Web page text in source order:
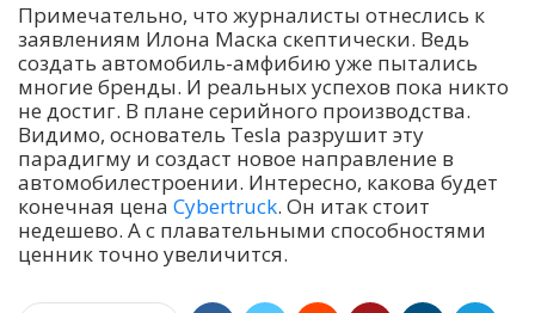
Примечательно, что журналисты отнеслись к
заявлениям Илона Маска скептически. Ведь
создать автомобиль-амфибию уже пытались
многие бренды. И реальных успехов пока никто
не достиг. В плане серийного производства.
Видимо, основатель Tesla разрушит эту
парадигму и создаст новое направление в
автомобилестроении. Интересно, какова будет
конечная цена Cybertruck. Он итак стоит
недешево. А с плавательными способностями
ценник точно увеличится.